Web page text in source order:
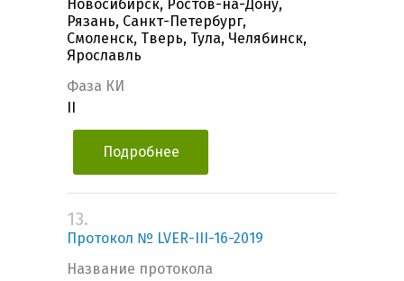
Новосибирск, Ростов-на-Дону,
Рязань, Санкт-Петербург,
Смоленск, Тверь, Тула, Челябинск,
Ярославль
Фаза КИ
Подробнее
13.
Протокол № LVER-III-16-2019
Название протокола